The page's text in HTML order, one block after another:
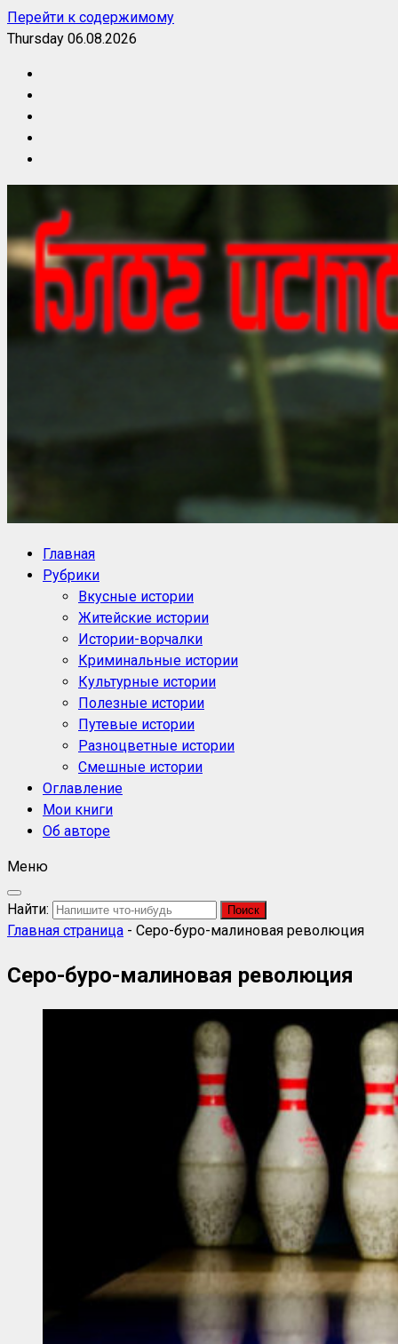
Перейти к содержимому
Thursday 06.08.2026
Блог историй NoorySan
Главная
Рубрики
Вкусные истории
Житейские истории
Истории-ворчалки
Криминальные истории
Культурные истории
Полезные истории
Путевые истории
Разноцветные истории
Смешные истории
Оглавление
Мои книги
Об авторе
Меню
Найти:
Главная страница - Серо-буро-малиновая революция
Серо-буро-малиновая революция